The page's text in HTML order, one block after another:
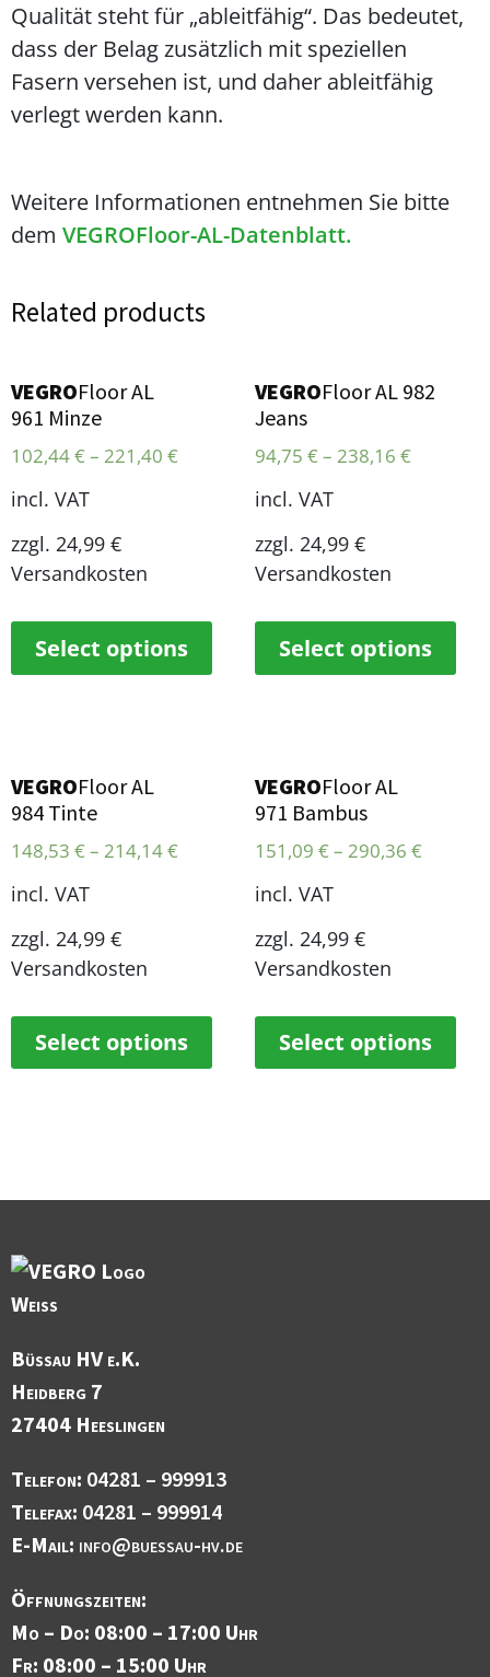
Qualität steht für „ableitfähig“. Das bedeutet,
dass der Belag zusätzlich mit speziellen
Fasern versehen ist, und daher ableitfähig
verlegt werden kann.
Weitere Informationen entnehmen Sie bitte
dem VEGROFloor-AL-Datenblatt.
Related products
VEGROFloor AL
961 Minze
102,44€ – 221,40 €
incl. VAT
zzgl. 24,99 €
Versandkosten
Select options
VEGROFloor AL 982
Jeans
94,75 € – 238,16 €
incl. VAT
zzgl. 24,99 €
Versandkosten
Select options
VEGROFloor AL
984 Tinte
148,53 € – 214,14€
incl. VAT
zzgl. 24,99 €
Versandkosten
Select options
VEGROFloor AL
971 Bambus
151,09 € – 290,36 €
incl. VAT
zzgl. 24,99 €
Versandkosten
Select options
Büssau HV e.K.
Heidberg 7
27404 Heeslingen
Telefon: 04281 – 999913
Telefax: 04281 – 999914
E-Mail: info@buessau-hv.de
Öffnungszeiten:
Mo – Do: 08:00 – 17:00 Uhr
Fr: 08:00 – 15:00 Uhr